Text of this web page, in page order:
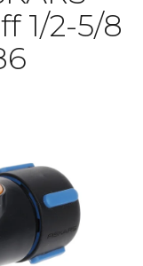
1/2-5/8